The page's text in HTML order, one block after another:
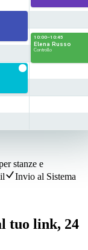
10:00–10:45
Elena Russo
Controllo
stanze e
Invio al Sistema
tuo link, 24